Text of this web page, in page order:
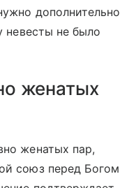
дополнительно
невесты не было
женатых
женатых пар,
союз перед Богом